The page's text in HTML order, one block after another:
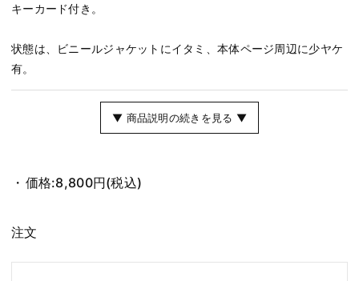
キーカード付き。
状態は、ビニールジャケットにイタミ、本体ページ周辺に少ヤケ
有。
▼ 商品説明の続きを見る ▼
価格:8,800円(税込)
注文